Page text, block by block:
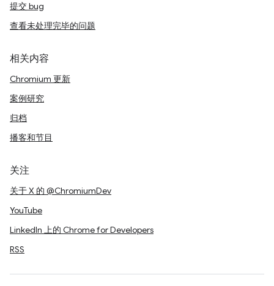
提交 bug
查看未处理完毕的问题
相关内容
Chromium 更新
案例研究
归档
播客和节目
关注
关于 X 的 @ChromiumDev
YouTube
LinkedIn 上的 Chrome for Developers
RSS